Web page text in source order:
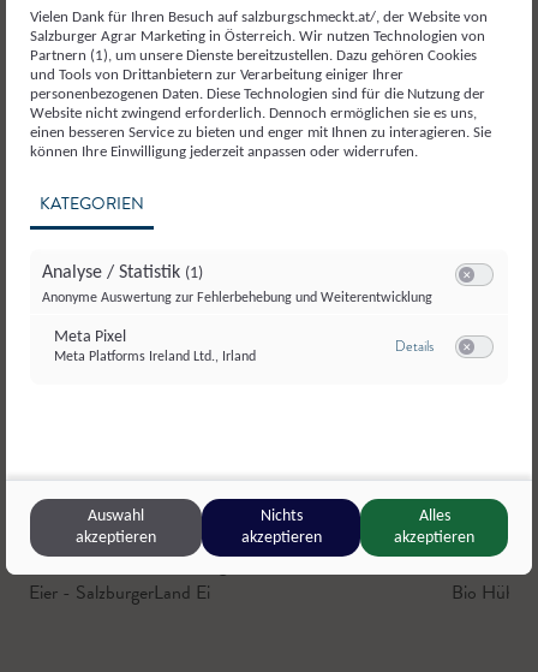
© SalzburgerLand Ei
Bauer am Bichl - SalzburgerLand Ei,Oberndorf
Eier - SalzburgerLand Ei
Bio
Vielen Dank für Ihren Besuch auf salzburgschmeckt.at/, der Website von
Salzburger Agrar Marketing in Österreich. Wir nutzen Technologien von
Partnern (1), um unsere Dienste bereitzustellen. Dazu gehören Cookies
und Tools von Drittanbietern zur Verarbeitung einiger Ihrer
personenbezogenen Daten. Diese Technologien sind für die Nutzung der
Website nicht zwingend erforderlich. Dennoch ermöglichen sie es uns,
einen besseren Service zu bieten und enger mit Ihnen zu interagieren. Sie
können Ihre Einwilligung jederzeit anpassen oder widerrufen.
KATEGORIEN
Analyse / Statistik (1)
Anonyme Auswertung zur Fehlerbehebung und Weiterentwicklung
Meta Pixel
Meta Platforms Ireland Ltd., Irland
Detailszu Meta Pixel
Auswahl
akzeptieren
Nichts
akzeptieren
Alles
akzeptieren